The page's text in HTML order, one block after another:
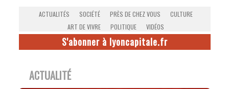
ACTUALITÉS SOCIÉTÉ PRÈS DE CHEZ VOUS
CULTURE
ART DE VIVRE
POLITIQUE VIDÉOS
S'abonner à lyoncapitale.fr
ACTUALITÉ